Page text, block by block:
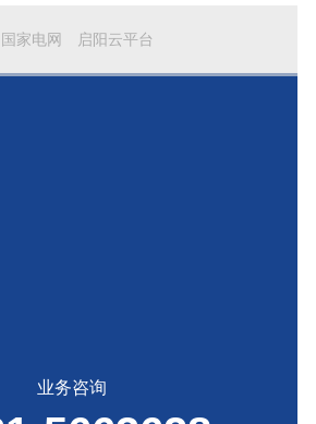
国家电网 启阳云平台
业务咨询